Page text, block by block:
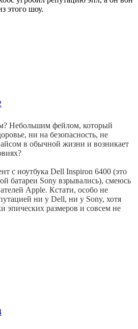
этого шоу.
Небольшим фейлом, который
ни на безопасность, не
в обычной жизни и возникает
с ноутбука Dell Inspiron 6400 (это
батареи Sony взрывались), смеюсь
Apple. Кстати, особо не
ни у Dell, ни у Sony, хотя
эпических размеров и совсем не